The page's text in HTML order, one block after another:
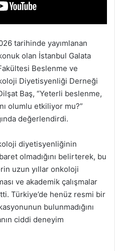
tarihinde yayımlanan
olan İstanbul Galata
Beslenme ve
Diyetisyenliği Derneği
Baş, “Yeterli beslenme,
olumlu etkiliyor mu?”
değerlendirdi.
diyetisyenliğinin
olmadığını belirterek, bu
uzun yıllar onkoloji
ve akademik çalışmalar
Türkiye’de henüz resmi bir
bulunmadığını
ciddi deneyim